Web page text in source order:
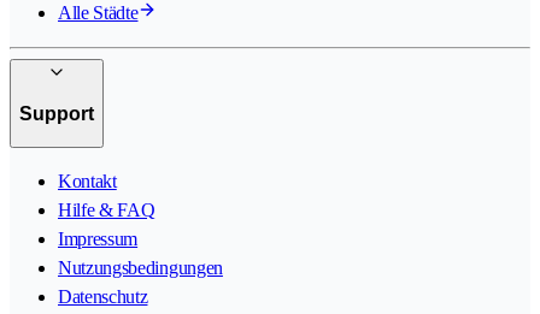
Alle Städte
Support
Kontakt
Hilfe & FAQ
Impressum
Nutzungsbedingungen
Datenschutz